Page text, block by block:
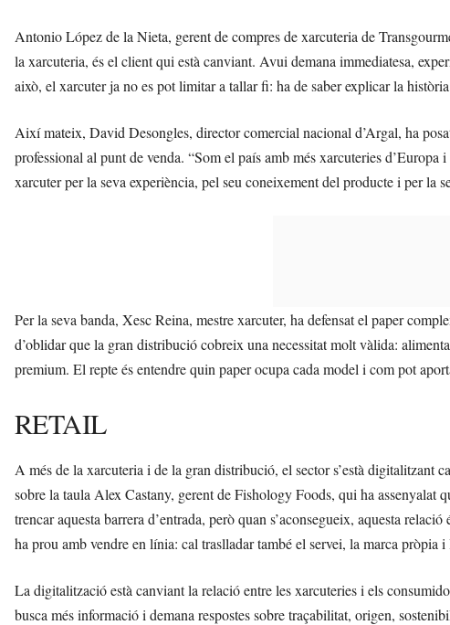
Antonio López de la Nieta, gerent de compres de xarcuteria de
la xarcuteria, és el client qui està canviant. Avui demana immediatesa,
això, el xarcuter ja no es pot limitar a tallar fi: ha de saber explicar la
Així mateix, David Desongles, director comercial nacional d’Argal, ha
professional al punt de venda. “Som el país amb més xarcuteries
xarcuter per la seva experiència, pel seu coneixement del producte i per la
Per la seva banda, Xesc Reina, mestre xarcuter, ha defensat el paper
d’oblidar que la gran distribució cobreix una necessitat molt vàlida:
premium. El repte és entendre quin paper ocupa cada model i com pot
RETAIL
A més de la xarcuteria i de la gran distribució, el sector s’està digitalitzant
sobre la taula Alex Castany, gerent de Fishology Foods, qui ha
trencar aquesta barrera d’entrada, però quan s’aconsegueix, aquesta
ha prou amb vendre en línia: cal traslladar també el servei, la marca pròpia
La digitalització està canviant la relació entre les xarcuteries i els
busca més informació i demana respostes sobre traçabilitat, origen,